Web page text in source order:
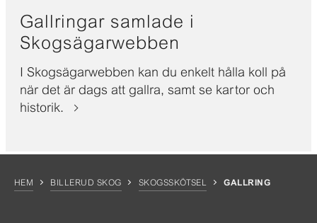
Gallringar samlade i
Skogsägarwebben
I Skogsägarwebben kan du enkelt hålla koll på
när det är dags att gallra, samt se kartor och
historik.
HEM BILLERUD SKOG SKOGSSKÖTSEL GALLRING